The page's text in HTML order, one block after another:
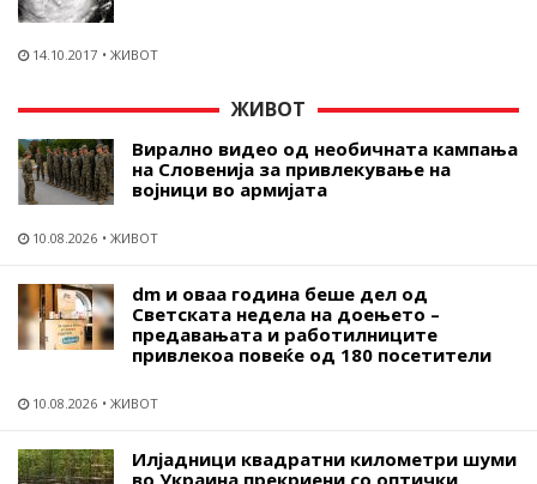
14.10.2017 ЖИВОТ
ЖИВОТ
Вирално видео од необичната кампања
на Словенија за привлекување на
војници во армијата
10.08.2026 ЖИВОТ
dm и оваа година беше дел од
Светската недела на доењето –
предавањата и работилниците
привлекоа повеќе од 180 посетители
10.08.2026 ЖИВОТ
Илјадници квадратни километри шуми